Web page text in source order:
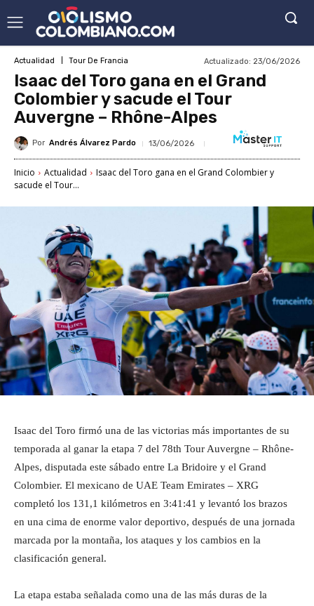
Actualidad Tour De Francia Actualizado: 23/06/2026
Isaac del Toro gana en el Grand
Colombier y sacude el Tour
Auvergne – Rhône-Alpes
Por Andrés Álvarez Pardo 13/06/2026
Inicio Actualidad
Isaac del Toro gana en el Grand Colombier y
sacude el Tour...
Isaac del Toro firmó una de las victorias más importantes de su
temporada al ganar la etapa 7 del 78th Tour Auvergne – Rhône-
Alpes, disputada este sábado entre La Bridoire y el Grand
Colombier. El mexicano de UAE Team Emirates – XRG
completó los 131,1 kilómetros en 3:41:41 y levantó los brazos
en una cima de enorme valor deportivo, después de una jornada
marcada por la montaña, los ataques y los cambios en la
clasificación general.
La etapa estaba señalada como una de las más duras de la